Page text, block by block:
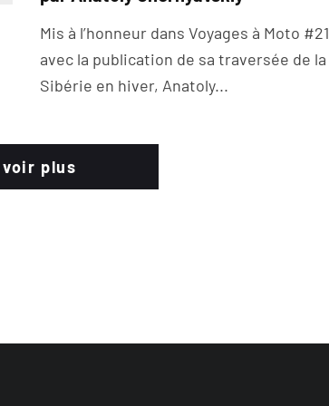
Mis à l’honneur dans Voyages à Moto #21
avec la publication de sa traversée de la
Sibérie en hiver, Anatoly...
voir plus